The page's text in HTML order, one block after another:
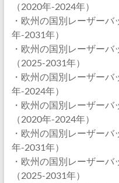
（2020年-2024年）
・欧州の国別レーザー
年-2031年）
・欧州の国別レーザー
（2025-2031年）
・欧州の国別レーザー
年-2024年）
・欧州の国別レーザー
（2020年-2024年）
・欧州の国別レーザー
年-2031年）
・欧州の国別レーザー
（2025-2031年）